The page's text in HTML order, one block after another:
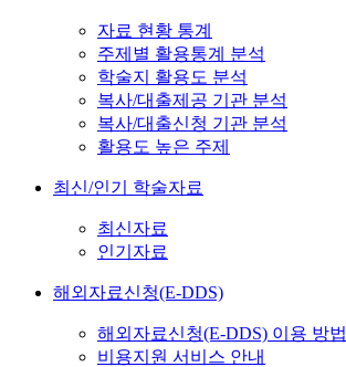
자료 현황 통계
주제별 활용통계 분석
학술지 활용도 분석
복사/대출제공 기관 분석
복사/대출신청 기관 분석
활용도 높은 주제
최신/인기 학술자료
최신자료
인기자료
해외자료신청(E-DDS)
해외자료신청(E-DDS) 이용 방법
비용지원 서비스 안내